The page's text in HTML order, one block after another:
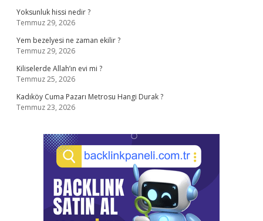
Yoksunluk hissi nedir ?
Temmuz 29, 2026
Yem bezelyesi ne zaman ekilir ?
Temmuz 29, 2026
Kiliselerde Allah’ın evi mi ?
Temmuz 25, 2026
Kadıköy Cuma Pazarı Metrosu Hangi Durak ?
Temmuz 23, 2026